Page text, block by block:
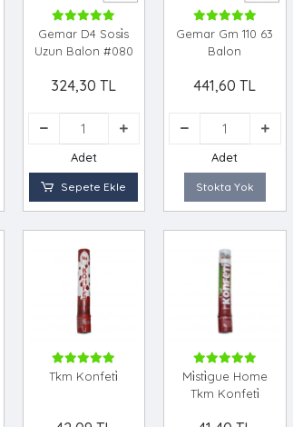
Gemar D4 Sosi̇s
Uzun Balon #080
324,30 TL
Adet
Sepete Ekle
Gemar Gm 110 63
Balon
441,60 TL
Adet
Stokta Yok
Tkm Konfeti̇
Mi̇sti̇gue Home
Tkm Konfeti̇